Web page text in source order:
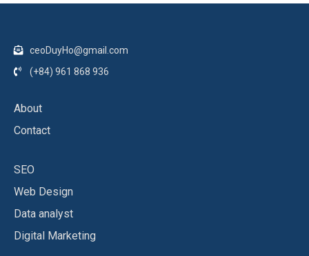
ceoDuyHo@gmail.com
(+84) 961 868 936
About
Contact
SEO
Web Design
Data analyst
Digital Marketing